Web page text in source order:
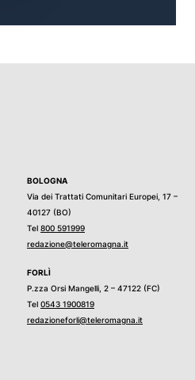
BOLOGNA
Via dei Trattati Comunitari Europei, 17 –
40127 (BO)
Tel 800 591999
redazione@teleromagna.it
FORLÌ
P.zza Orsi Mangelli, 2 – 47122 (FC)
Tel 0543 1900819
redazioneforli@teleromagna.it